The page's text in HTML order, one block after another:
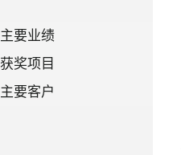
主要业绩
获奖项目
主要客户